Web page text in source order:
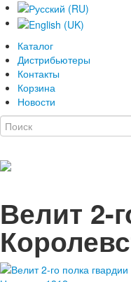
Каталог
Дистрибьютеры
Контакты
Корзина
Новости
Велит 2-